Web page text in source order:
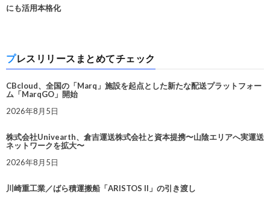
にも活用本格化
プレスリリースまとめてチェック
CBcloud、全国の「Marq」施設を起点とした新たな配送プラットフォー
ム「MarqGO」開始
2026年8月5日
株式会社Univearth、倉吉運送株式会社と資本提携〜山陰エリアへ実運送
ネットワークを拡大〜
2026年8月5日
川崎重工業／ばら積運搬船「ARISTOS II」の引き渡し